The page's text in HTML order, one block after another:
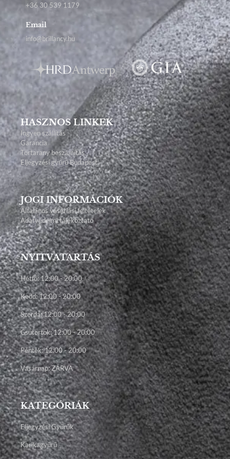
+36 30 539 1179
Email
info@brillancy.hu
HASZNOS LINKEK
Ingyen szállítás
Garancia
Törtarany beszámítás
Eljegyzési gyűrű Budapest
JOGI INFORMÁCIÓK
Általános vásárlási feltételek
Adatvédelmi tájékoztató
NYITVATARTÁS
Hétfő: 12:00 - 20:00
Kedd: 12:00 - 20:00
Szerda: 12:00 - 20:00
Csütörtök: 12:00 - 20:00
Péntek: 12:00 - 20:00
Vasárnap: ZÁRVA
KATEGÓRIÁK
Eljegyzési Gyűrűk
Karikagyűrű